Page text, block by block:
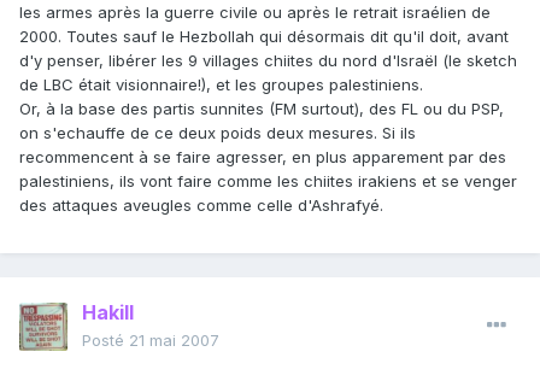
les armes après la guerre civile ou après le retrait israélien de
2000. Toutes sauf le Hezbollah qui désormais dit qu'il doit, avant
d'y penser, libérer les 9 villages chiites du nord d'Israël (le sketch
de LBC était visionnaire!), et les groupes palestiniens.
Or, à la base des partis sunnites (FM surtout), des FL ou du PSP,
on s'echauffe de ce deux poids deux mesures. Si ils
recommencent à se faire agresser, en plus apparement par des
palestiniens, ils vont faire comme les chiites irakiens et se venger
des attaques aveugles comme celle d'Ashrafyé.
Hakill
Posté 21 mai 2007